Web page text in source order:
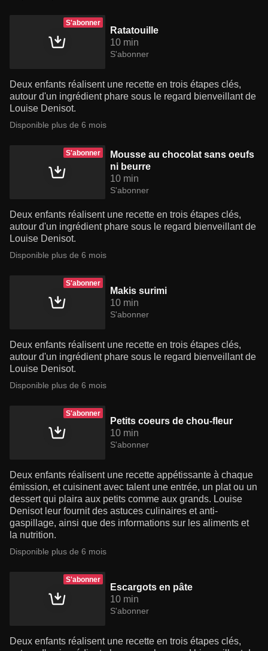
S'abonner
Ratatouille
10 min
S'abonner
Deux enfants réalisent une recette en trois étapes clés,
autour d'un ingrédient phare sous le regard bienveillant de
Louise Denisot.
Disponible plus de 6 mois
S'abonner
Mousse au chocolat sans oeufs
ni beurre
10 min
S'abonner
Deux enfants réalisent une recette en trois étapes clés,
autour d'un ingrédient phare sous le regard bienveillant de
Louise Denisot.
Disponible plus de 6 mois
S'abonner
Makis surimi
10 min
S'abonner
Deux enfants réalisent une recette en trois étapes clés,
autour d'un ingrédient phare sous le regard bienveillant de
Louise Denisot.
Disponible plus de 6 mois
S'abonner
Petits coeurs de chou-fleur
10 min
S'abonner
Deux enfants réalisent une recette appétissante à chaque
émission, et cuisinent avec talent une entrée, un plat ou un
dessert qui plaira aux petits comme aux grands. Louise
Denisot leur fournit des astuces culinaires et anti-
gaspillage, ainsi que des informations sur les aliments et
la nutrition.
Disponible plus de 6 mois
S'abonner
Escargots en pâte
10 min
S'abonner
Deux enfants réalisent une recette en trois étapes clés,